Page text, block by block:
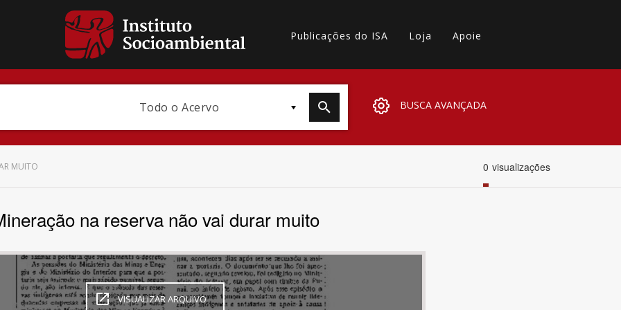
Publicações do ISA Loja Apoie
Todo o Acervo BUSCA AVANÇADA
Subtema
MUITO 0 visualizações
na reserva não vai durar muito
VISUALIZAR ARQUIVO